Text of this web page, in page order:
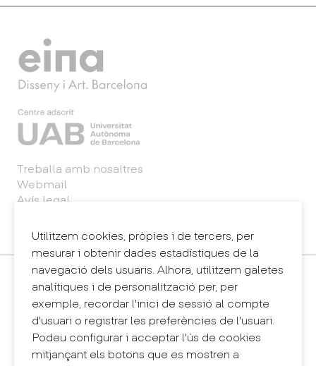
Utilitzem cookies, pròpies i de tercers, per
mesurar i obtenir dades estadístiques de la
navegació dels usuaris. Alhora, utilitzem galetes
analítiques i de personalització per, per
exemple, recordar l'inici de sessió al compte
d'usuari o registrar les preferències de l'usuari.
Podeu configurar i acceptar l'ús de cookies
mitjançant els botons que es mostren a
Treballa amb nosaltres
Webmail
Avís legal
Sintema intern d'informació (canal de denúncies)
Contacte
+34 932 030 923
info@eina.cat
Eina Sentmenat